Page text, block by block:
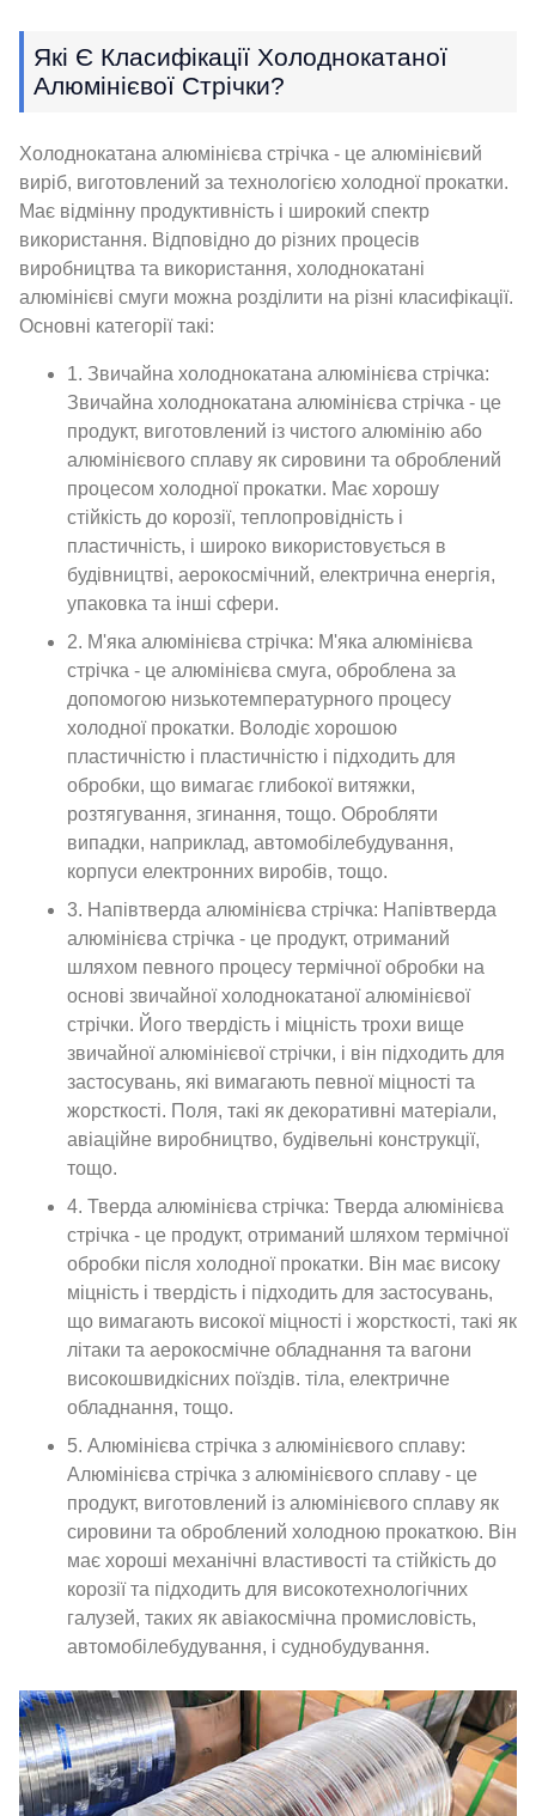
Які Є Класифікації Холоднокатаної
Алюмінієвої Стрічки?
Холоднокатана алюмінієва стрічка - це алюмінієвий
виріб, виготовлений за технологією холодної прокатки.
Має відмінну продуктивність і широкий спектр
використання. Відповідно до різних процесів
виробництва та використання, холоднокатані
алюмінієві смуги можна розділити на різні класифікації.
Основні категорії такі:
1. Звичайна холоднокатана алюмінієва стрічка:
Звичайна холоднокатана алюмінієва стрічка - це
продукт, виготовлений із чистого алюмінію або
алюмінієвого сплаву як сировини та оброблений
процесом холодної прокатки. Має хорошу
стійкість до корозії, теплопровідність і
пластичність, і широко використовується в
будівництві, аерокосмічний, електрична енергія,
упаковка та інші сфери.
2. М'яка алюмінієва стрічка: М'яка алюмінієва
стрічка - це алюмінієва смуга, оброблена за
допомогою низькотемпературного процесу
холодної прокатки. Володіє хорошою
пластичністю і пластичністю і підходить для
обробки, що вимагає глибокої витяжки,
розтягування, згинання, тощо. Обробляти
випадки, наприклад, автомобілебудування,
корпуси електронних виробів, тощо.
3. Напівтверда алюмінієва стрічка: Напівтверда
алюмінієва стрічка - це продукт, отриманий
шляхом певного процесу термічної обробки на
основі звичайної холоднокатаної алюмінієвої
стрічки. Його твердість і міцність трохи вище
звичайної алюмінієвої стрічки, і він підходить для
застосувань, які вимагають певної міцності та
жорсткості. Поля, такі як декоративні матеріали,
авіаційне виробництво, будівельні конструкції,
тощо.
4. Тверда алюмінієва стрічка: Тверда алюмінієва
стрічка - це продукт, отриманий шляхом термічної
обробки після холодної прокатки. Він має високу
міцність і твердість і підходить для застосувань,
що вимагають високої міцності і жорсткості, такі як
літаки та аерокосмічне обладнання та вагони
високошвидкісних поїздів. тіла, електричне
обладнання, тощо.
5. Алюмінієва стрічка з алюмінієвого сплаву:
Алюмінієва стрічка з алюмінієвого сплаву - це
продукт, виготовлений із алюмінієвого сплаву як
сировини та оброблений холодною прокаткою. Він
має хороші механічні властивості та стійкість до
корозії та підходить для високотехнологічних
галузей, таких як авіакосмічна промисловість,
автомобілебудування, і суднобудування.